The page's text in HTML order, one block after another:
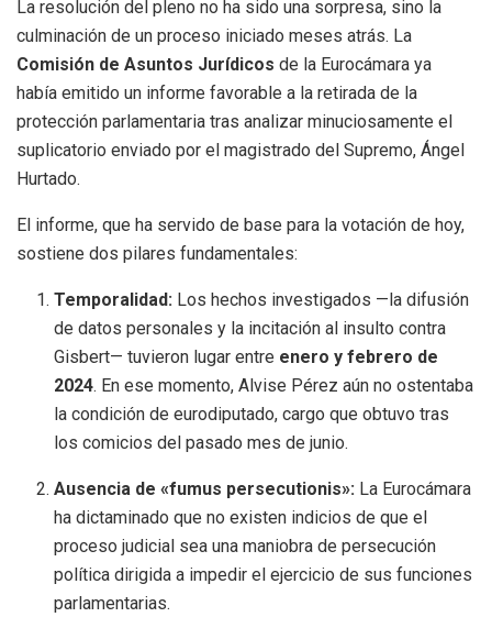
La resolución del pleno no ha sido una sorpresa, sino la
culminación de un proceso iniciado meses atrás. La
Comisión de Asuntos Jurídicos de la Eurocámara ya
había emitido un informe favorable a la retirada de la
protección parlamentaria tras analizar minuciosamente el
suplicatorio enviado por el magistrado del Supremo, Ángel
Hurtado.
El informe, que ha servido de base para la votación de hoy,
sostiene dos pilares fundamentales:
Temporalidad: Los hechos investigados —la difusión
de datos personales y la incitación al insulto contra
Gisbert— tuvieron lugar entre enero y febrero de
2024. En ese momento, Alvise Pérez aún no ostentaba
la condición de eurodiputado, cargo que obtuvo tras
los comicios del pasado mes de junio.
Ausencia de «fumus persecutionis»: La Eurocámara
ha dictaminado que no existen indicios de que el
proceso judicial sea una maniobra de persecución
política dirigida a impedir el ejercicio de sus funciones
parlamentarias.